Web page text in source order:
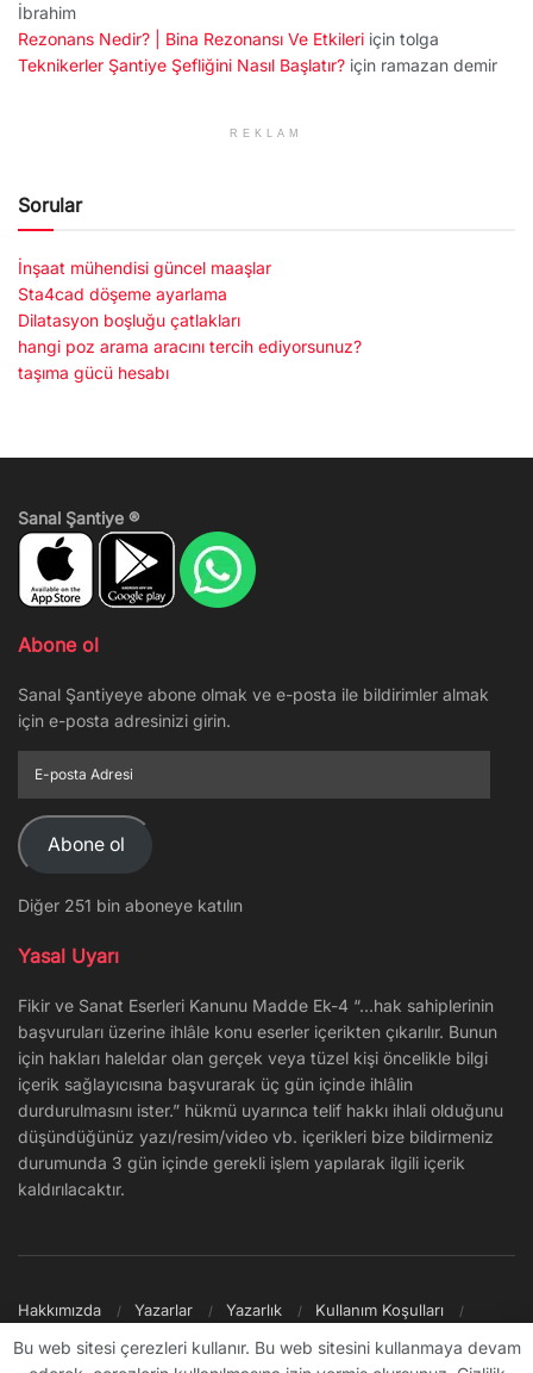
İbrahim
Rezonans Nedir? | Bina Rezonansı Ve Etkileri için tolga
Teknikerler Şantiye Şefliğini Nasıl Başlatır? için ramazan demir
REKLAM
Sorular
İnşaat mühendisi güncel maaşlar
Sta4cad döşeme ayarlama
Dilatasyon boşluğu çatlakları
hangi poz arama aracını tercih ediyorsunuz?
taşıma gücü hesabı
Sanal Şantiye ®
Abone ol
Sanal Şantiyeye abone olmak ve e-posta ile bildirimler almak
için e-posta adresinizi girin.
posta
Adresi
Abone ol
Diğer 251 bin aboneye katılın
Yasal Uyarı
Fikir ve Sanat Eserleri Kanunu Madde Ek-4 “…hak sahiplerinin
başvuruları üzerine ihlâle konu eserler içerikten çıkarılır. Bunun
için hakları haleldar olan gerçek veya tüzel kişi öncelikle bilgi
içerik sağlayıcısına başvurarak üç gün içinde ihlâlin
durdurulmasını ister.” hükmü uyarınca telif hakkı ihlali olduğunu
düşündüğünüz yazı/resim/video vb. içerikleri bize bildirmeniz
durumunda 3 gün içinde gerekli işlem yapılarak ilgili içerik
kaldırılacaktır.
Hakkımızda Yazarlar Yazarlık
Kullanım Koşulları
Bu web sitesi çerezleri kullanır. Bu web sitesini kullanmaya devam